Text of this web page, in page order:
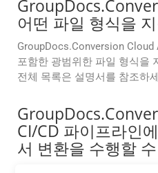
어떤 파일 형식을
GroupDocs.Conversion Cloud
포함한 광범위한 파일 형식을
전체 목록은 설명서를 참조하
CI/CD 파이프라인
서 변환을 수행할